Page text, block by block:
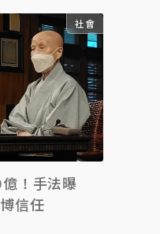
社會
！手法曝
信任